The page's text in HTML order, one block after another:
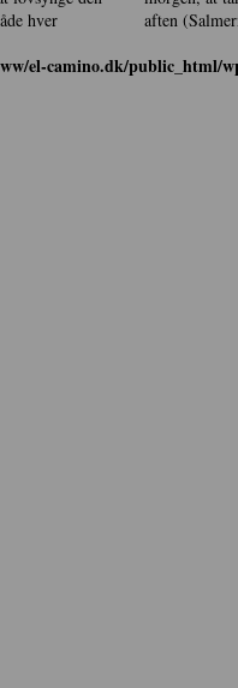
aften
el-camino.dk/public_html/